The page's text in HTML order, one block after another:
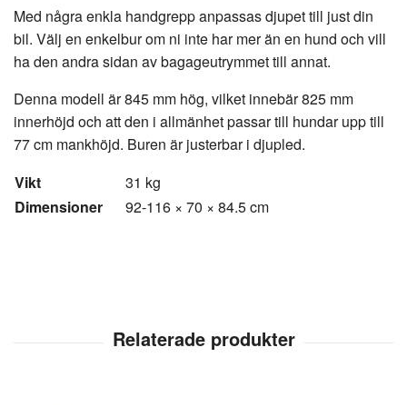
Med några enkla handgrepp anpassas djupet till just din
bil. Välj en enkelbur om ni inte har mer än en hund och vill
ha den andra sidan av bagageutrymmet till annat.
Denna modell är 845 mm hög, vilket innebär 825 mm
innerhöjd och att den i allmänhet passar till hundar upp till
77 cm mankhöjd. Buren är justerbar i djupled.
Vikt
31 kg
Dimensioner
92-116 × 70 × 84.5 cm